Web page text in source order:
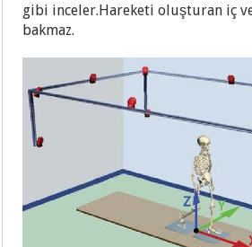
gibi inceler.Hareketi oluşturan iç
bakmaz.